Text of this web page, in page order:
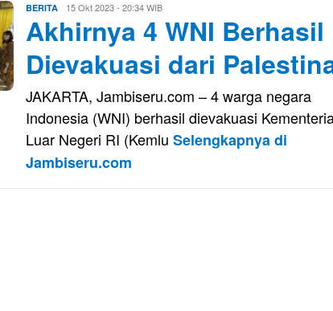
BERITA Evo
Kusnady
15 Okt 2023 - 20:34 WIB
Akhirnya 4 WNI Berhasil
Dievakuasi dari
JAKARTA, Jambiseru.com – 4 warga negara
Indonesia (WNI) berhasil dievakuasi
Luar Negeri RI (Kemlu Selengkapnya di
Jambiseru.com